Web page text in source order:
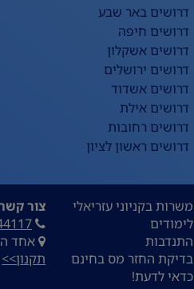
דרושים באר שבע
דרושים חיפה
דרושים אשקלון
דרושים ירושלים
דרושים אשדוד
דרושים אילת
דרושים רחובות
דרושים ראשון לציון
משרות בקניוני עזריאלי
לימודים
התנדבות
בדיקת החזר מס בחינם
כדאי לדעת!
צור
אחד העם 9,
תקנון>>